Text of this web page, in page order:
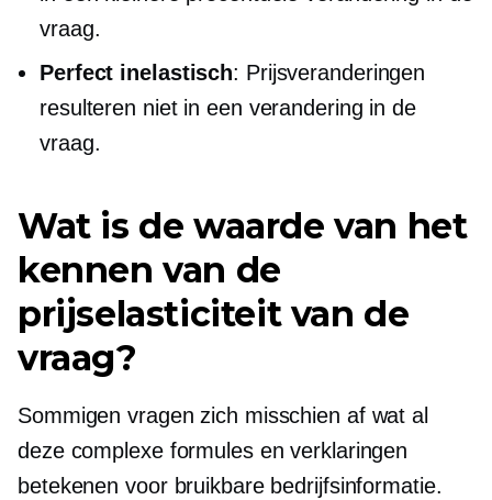
vraag.
Perfect inelastisch: Prijsveranderingen
resulteren niet in een verandering in de
vraag.
Wat is de waarde van het
kennen van de
prijselasticiteit van de
vraag?
Sommigen vragen zich misschien af ​​wat al
deze complexe formules en verklaringen
betekenen voor bruikbare bedrijfsinformatie.